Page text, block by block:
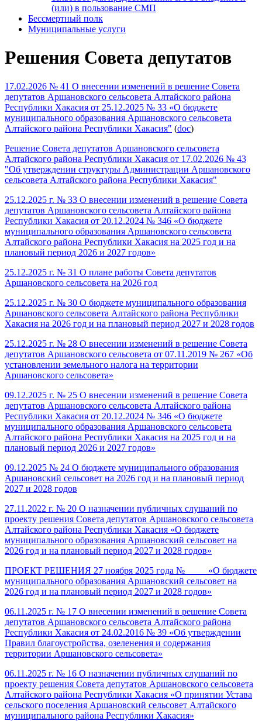
(или) в пользование СМП
Бессмертный полк
Муниципальные услуги
Решения Совета депутатов
17.02.2026 № 41 О внесении изменений в решение Совета
депутатов Аршановского сельсовета Алтайского района
Республики Хакасия от 25.12.2025 № 33 «О бюджете
муниципального образования Аршановского сельсовета
Алтайского района Республики Хакасия" (doc)
Решение Совета депутатов Аршановского сельсовета
Алтайского района Республики Хакасия от 17.02.2026 № 43
"Об утверждении структуры Администрации Аршановского
сельсовета Алтайского района Республики Хакасия"
25.12.2025 г. № 33 О внесении изменений в решение Совета
депутатов Аршановского сельсовета Алтайского района
Республики Хакасия от 20.12.2024 № 346 «О бюджете
муниципального образования Аршановского сельсовета
Алтайского района Республики Хакасия на 2025 год и на
плановый период 2026 и 2027 годов»
25.12.2025 г. № 31 О плане работы Совета депутатов
Аршановского сельсовета на 2026 год
25.12.2025 г. № 30 О бюджете муниципального образования
Аршановского сельсовета Алтайского района Республики
Хакасия на 2026 год и на плановый период 2027 и 2028 годов
25.12.2025 г. № 28 О внесении изменений в решение Совета
депутатов Аршановского сельсовета от 07.11.2019 № 267 «Об
установлении земельного налога на территории
Аршановского сельсовета»
09.12.2025 г. № 25 О внесении изменений в решение Совета
депутатов Аршановского сельсовета Алтайского района
Республики Хакасия от 20.12.2024 № 346 «О бюджете
муниципального образования Аршановского сельсовета
Алтайского района Республики Хакасия на 2025 год и на
плановый период 2026 и 2027 годов»
09.12.2025 № 24 О бюджете муниципального образования
Аршановский сельсовет на 2026 год и на плановый период
2027 и 2028 годов
27.11.2022 г. № 20 О назначении публичных слушаний по
проекту решения Совета депутатов Аршановского сельсовета
Алтайского района Республики Хакасия «О бюджете
муниципального образования Аршановский сельсовет на
2026 год и на плановый период 2027 и 2028 годов»
ПРОЕКТ РЕШЕНИЯ 27 ноября 2025 года № ____ «О бюджете
муниципального образования Аршановский сельсовет на
2026 год и на плановый период 2027 и 2028 годов»
06.11.2025 г. № 17 О внесении изменений в решение Совета
депутатов Аршановского сельсовета Алтайского района
Республики Хакасия от 24.02.2016 № 39 «Об утверждении
Правил благоустройства, озеленения и содержания
территории Аршановского сельсовета»
06.11.2025 г. № 16 О назначении публичных слушаний по
проекту решения Совета депутатов Аршановского сельсовета
Алтайского района Республики Хакасия «О принятии Устава
сельского поселения Аршановский сельсовет Алтайского
муниципального района Республики Хакасия»